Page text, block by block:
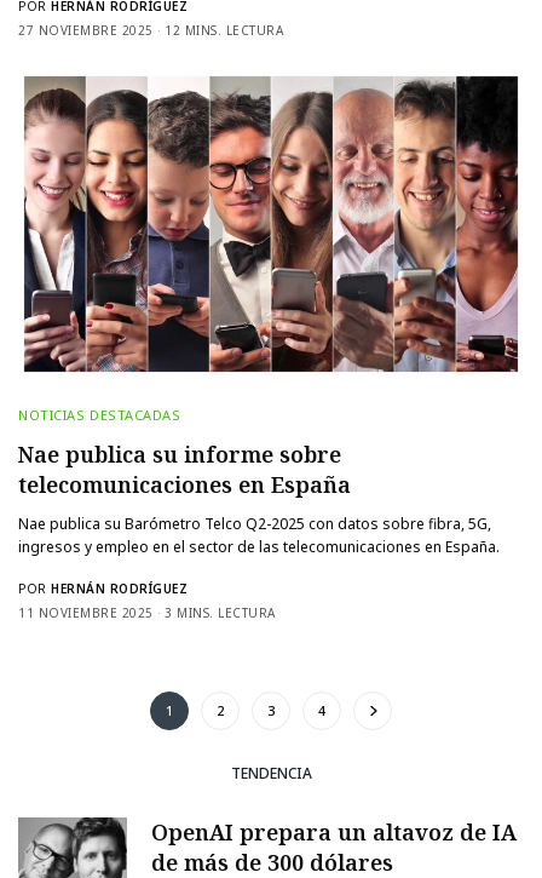
POR HERNÁN RODRÍGUEZ
27 NOVIEMBRE 2025
12 MINS. LECTURA
NOTICIAS DESTACADAS
Nae publica su informe sobre
telecomunicaciones en España
Nae publica su Barómetro Telco Q2-2025 con datos sobre fibra, 5G,
ingresos y empleo en el sector de las telecomunicaciones en España.
POR HERNÁN RODRÍGUEZ
11 NOVIEMBRE 2025
3 MINS. LECTURA
1 2 3 4
TENDENCIA
OpenAI prepara un altavoz de IA
de más de 300 dólares